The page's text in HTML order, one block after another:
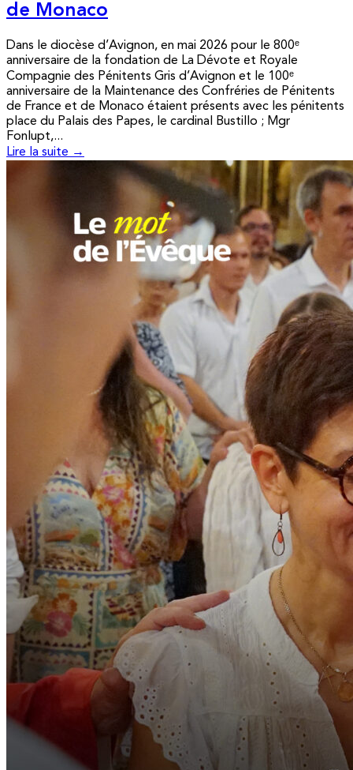
de Monaco
Dans le diocèse d’Avignon, en mai 2026 pour le 800ᵉ
anniversaire de la fondation de La Dévote et Royale
Compagnie des Pénitents Gris d’Avignon et le 100ᵉ
anniversaire de la Maintenance des Confréries de Pénitents
de France et de Monaco étaient présents avec les pénitents
place du Palais des Papes, le cardinal Bustillo ; Mgr
Fonlupt,...
Lire la suite →